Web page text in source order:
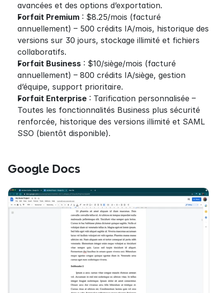
avancées et des options d’exportation.
Forfait Premium : $8.25/mois (facturé
annuellement) – 500 crédits IA/mois, historique des
versions sur 30 jours, stockage illimité et fichiers
collaboratifs.
Forfait Business : $10/siège/mois (facturé
annuellement) – 800 crédits IA/siège, gestion
d’équipe, support prioritaire.
Forfait Enterprise : Tarification personnalisée –
Toutes les fonctionnalités Business plus sécurité
renforcée, historique des versions illimité et SAML
SSO (bientôt disponible).
Google Docs